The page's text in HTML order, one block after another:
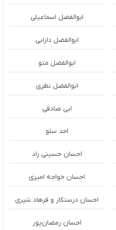
ابوالفضل اسماعیلی
ابوالفضل دارابی
ابوالفضل متو
ابوالفضل نظری
ابی صادقی
احد سلو
احسان حسینی راد
احسان خواجه امیری
احسان درستكار و فرهاد شيرى
احسان رمضان‌پور